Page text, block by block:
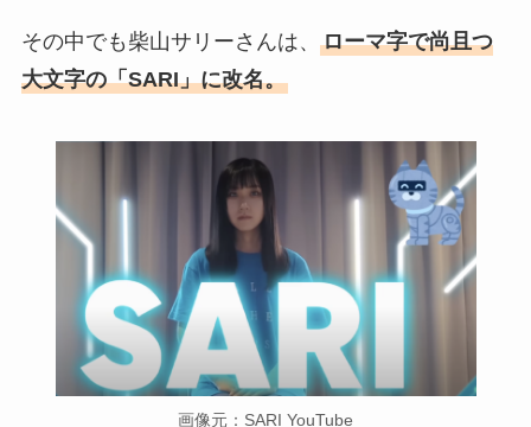
その中でも柴山サリーさんは、 ローマ字で尚且つ
大文字の「SARI」に改名。
画像元：SARI YouTube